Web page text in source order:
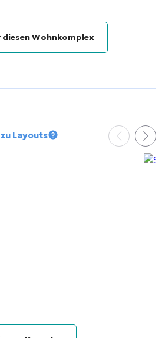
diesen Wohnkomplex
Layouts